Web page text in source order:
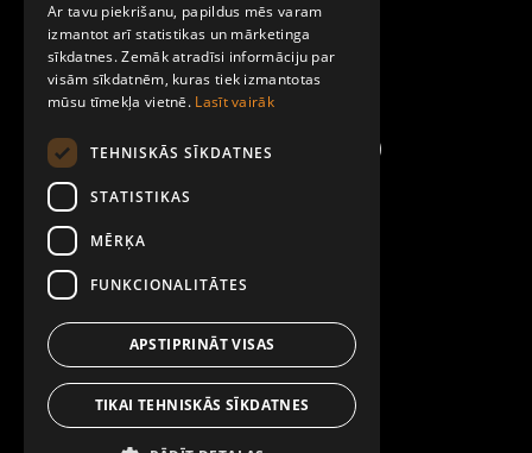
Noteikumi un līgumi
Kontakti
Ar tavu piekrišanu, papildus mēs varam
izmantot arī statistikas un mārketinga
sīkdatnes. Zemāk atradīsi informāciju par
visām sīkdatnēm, kuras tiek izmantotas
mūsu tīmekļa vietnē. Lasīt vairāk
TEHNISKĀS SĪKDATNES
STATISTIKAS
MĒRĶA
FUNKCIONALITĀTES
APSTIPRINĀT VISAS
TIKAI TEHNISKĀS SĪKDATNES